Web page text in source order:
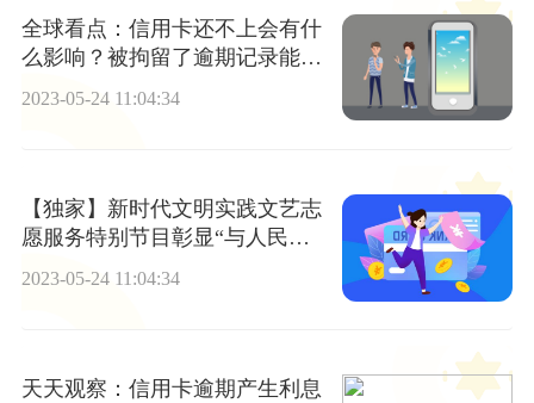
全球看点：信用卡还不上会有什
么影响？被拘留了逾期记录能消
2023-05-24 11:04:34
【独家】新时代文明实践文艺志
愿服务特别节目彰显“与人民同
2023-05-24 11:04:34
天天观察：信用卡逾期产生利息